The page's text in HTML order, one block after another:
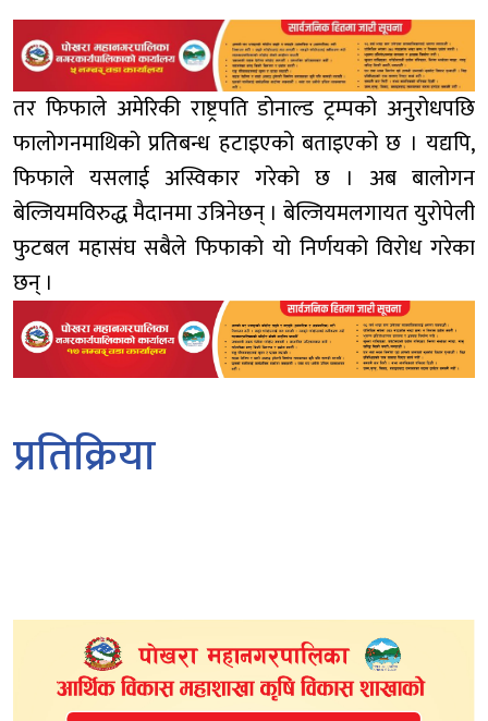
तर फिफाले अमेरिकी राष्ट्रपति डोनाल्ड ट्रम्पको अनुरोधपछि
फालोगनमाथिको प्रतिबन्ध हटाइएको बताइएको छ । यद्यपि,
फिफाले यसलाई अस्विकार गरेको छ । अब बालोगन
बेल्जियमविरुद्ध मैदानमा उत्रिनेछन् । बेल्जियमलगायत युरोपेली
फुटबल महासंघ सबैले फिफाको यो निर्णयको विरोध गरेका
छन् ।
प्रतिक्रिया